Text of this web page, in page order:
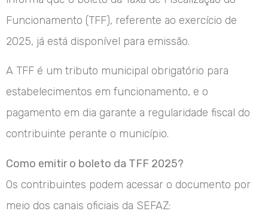
Funcionamento (TFF), referente ao exercício de
2025, já está disponível para emissão.
A TFF é um tributo municipal obrigatório para
estabelecimentos em funcionamento, e o
pagamento em dia garante a regularidade fiscal do
contribuinte perante o município.
Como emitir o boleto da TFF 2025?
Os contribuintes podem acessar o documento por
meio dos canais oficiais da SEFAZ: